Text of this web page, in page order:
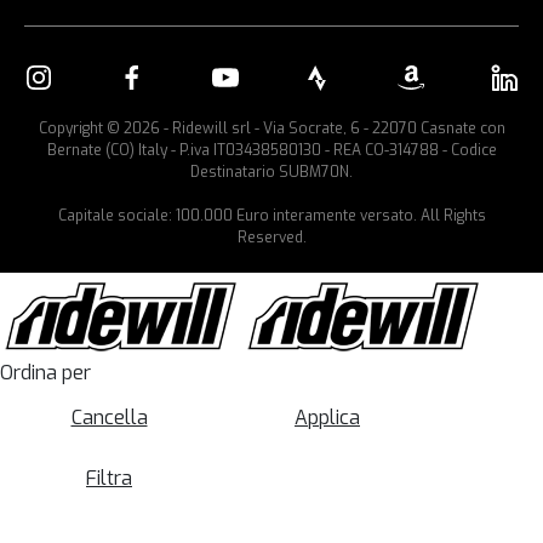
Copyright © 2026 - Ridewill srl - Via Socrate, 6 - 22070 Casnate con
Bernate (CO) Italy - P.iva IT03438580130 - REA CO-314788 - Codice
Destinatario SUBM70N.
Capitale sociale: 100.000 Euro interamente versato. All Rights
Reserved.
Ordina per
Cancella
Applica
Filtra